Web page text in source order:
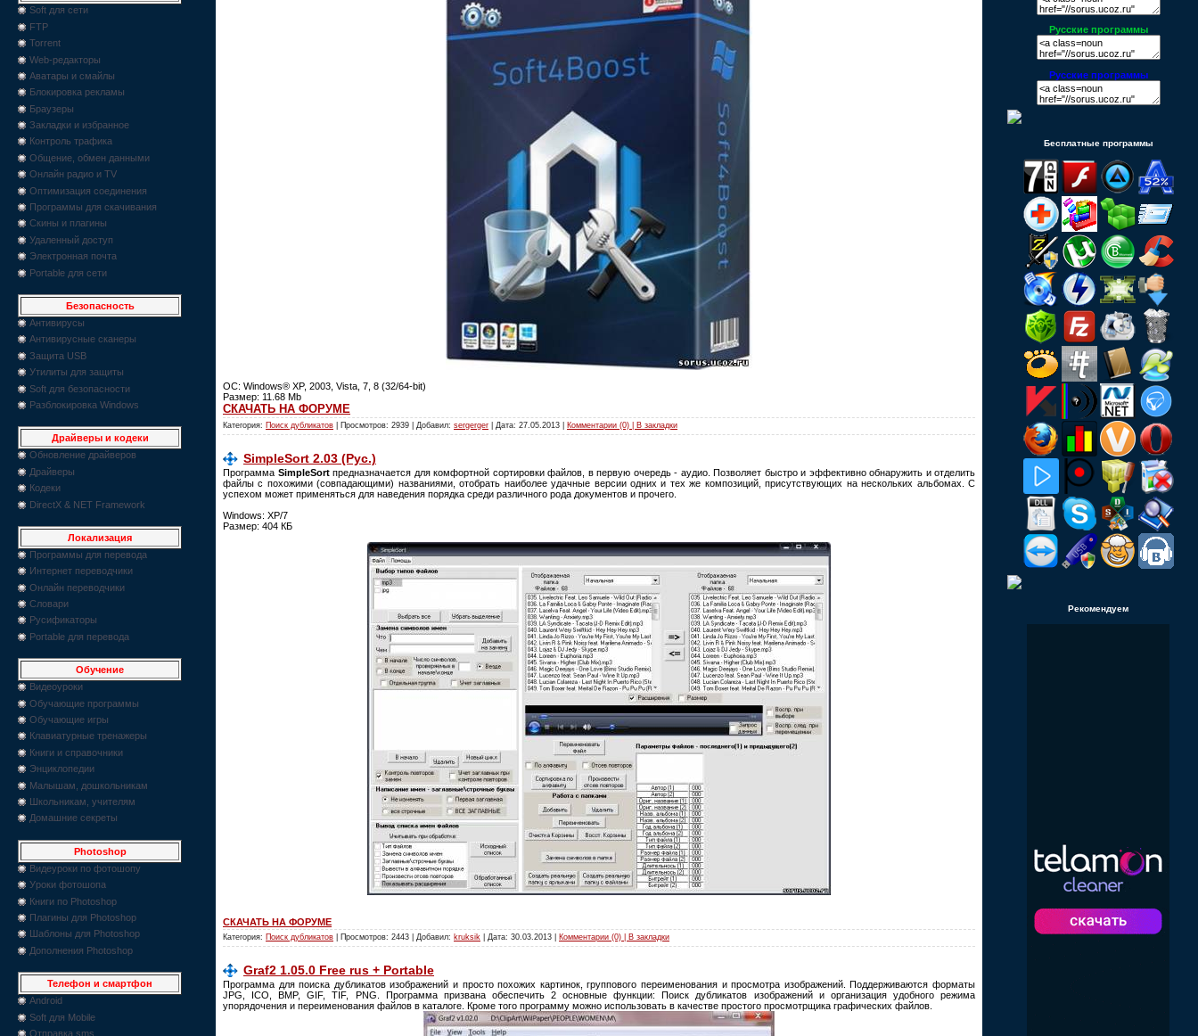
Soft для сети
FTP
Torrent
Web-редакторы
Аватары и смайлы
Блокировка рекламы
Браузеры
Закладки и избранное
Контроль трафика
Общение, обмен данными
Онлайн радио и TV
Оптимизация соединения
Программы для скачивания
Скины и плагины
Удаленный доступ
Электронная почта
Portable для сети
Безопасность
Антивирусы
Антивирусные сканеры
Защита USB
Утилиты для защиты
Soft для безопасности
Разблокировка Windows
Драйверы и кодеки
Обновление драйверов
Драйверы
Кодеки
DirectX & NET Framework
Локализация
Программы для перевода
Интернет переводчики
Онлайн переводчики
Словари
Русификаторы
Portable для перевода
Обучение
Видеоуроки
Обучающие программы
Обучающие игры
Клавиатурные тренажеры
Книги и справочники
Энциклопедии
Малышам, дошкольникам
Школьникам, учителям
Домашние секреты
Photoshop
Видеуроки по фотошопу
Уроки фотошопа
Книги по Photoshop
Плагины для Photoshop
Шаблоны для Photoshop
Дополнения Photoshop
Телефон и смартфон
Android
Soft для Mobile
Отправка sms
ОС: Windows® XP, 2003, Vista, 7, 8 (32/64-bit)
Размер: 11.68 Mb
СКАЧАТЬ НА ФОРУМЕ
Категория: Поиск дубликатов | Просмотров: 2939 | Добавил: sergerger | Дата: 27.05.2013 Комментарии (0) | В закладки
SimpleSort 2.03 (Рус.)
Программа SimpleSortпредназначается для комфортной сортировки файлов, в первую очередь - аудио. Позволяет быстро и эффективно обнаружить и отделить
файлы с похожими (совпадающими) названиями, отобрать наиболее удачные версии одних и тех же композиций, присутствующих на нескольких альбомах. С
успехом может применяться для наведения порядка среди различного рода документов и прочего.
Windows: XP/7
Размер: 404 КБ
СКАЧАТЬ НА ФОРУМЕ
Категория: Поиск дубликатов | Просмотров: 2443 | Добавил: kruksik | Дата: 30.03.2013 Комментарии (0) | В закладки
Graf2 1.05.0 Free rus + Portable
Программа для поиска дубликатов изображений и просто похожих картинок, группового переименования и просмотра изображений. Поддерживаются форматы
JPG, ICO, BMP, GIF, TIF, PNG. Программа призвана обеспечить 2 основные функции: Поиск дубликатов изображений и организация удобного режима
упорядочения и переименования файлов в каталоге. Кроме того программу можно использовать в качестве простого просмотрщика графических файлов.
Русские программы
Русские программы
Бесплатные программы
Рекомендуем